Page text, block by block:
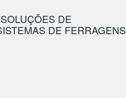
SOLUÇÕES DE
DE FERRAGENS